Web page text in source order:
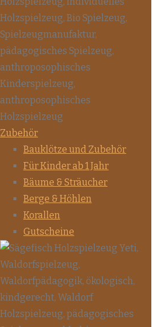
Zubehör
Bauklötze und Zubehör
Für Kinder ab 1 Jahr
Bäume & Sträucher
Berge & Höhlen
Korallen
Gutscheine